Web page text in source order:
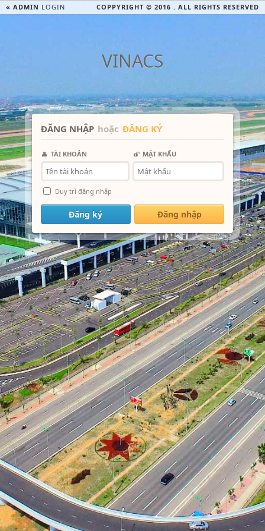
« ADMIN LOGIN COPPYRIGHT © 2016 . ALL RIGHTS RESERVED
VINACS
ĐĂNG NHẬP hoặc ĐĂNG KÝ
TÀI KHOẢN MẬT KHẨU
Duy trì đăng nhập
Đăng ký